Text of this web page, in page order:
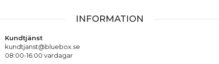
INFORMATION
Kundtjänst
kundtjanst@bluebox.se
08:00-16:00 vardagar